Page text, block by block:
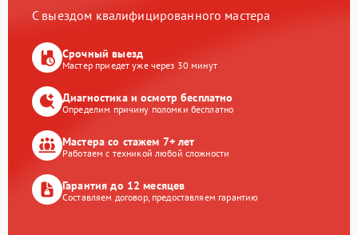
С выездом квалифицированного мастера
Срочный выезд
Мастер приедет уже через 30 минут
Диагностика и осмотр бесплатно
Определим причину поломки бесплатно
Мастера со стажем 7+ лет
Работаем с техникой любой сложности
Гарантия до 12 месяцев
Составляем договор, предоставляем гарантию